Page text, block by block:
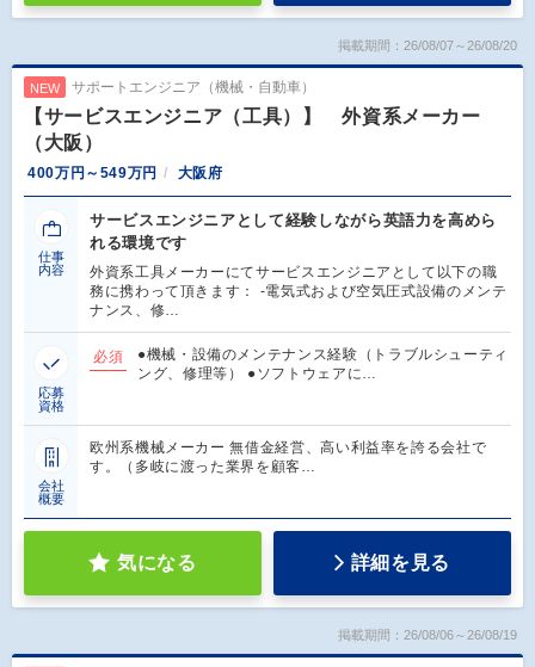
掲載期間：26/08/07～26/08/20
NEW サポートエンジニア（機械・自動車）
【サービスエンジニア（工具）】 外資系メーカー
（大阪）
400万円～549万円 大阪府
仕事
内容
サービスエンジニアとして経験しながら英語力を高めら
れる環境です
外資系工具メーカーにてサービスエンジニアとして以下の職
務に携わって頂きます： -電気式および空気圧式設備のメンテ
ナンス、修…
応募
資格
必須
●機械・設備のメンテナンス経験（トラブルシューティ
ング、修理等） ●ソフトウェアに…
会社
概要
欧州系機械メーカー 無借金経営、高い利益率を誇る会社で
す。（多岐に渡った業界を顧客…
気になる 詳細を見る
掲載期間：26/08/06～26/08/19